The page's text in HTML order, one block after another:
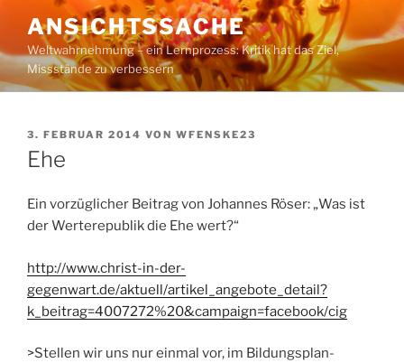
Inhalt
springen
ANSICHTSSACHE
Weltwahrnehmung – ein Lernprozess: Kritik hat das Ziel,
Missstände zu verbessern
VERÖFFENTLICHT
AM
3. FEBRUAR 2014 VON WFENSKE23
Ehe
Ein vorzüglicher Beitrag von Johannes Röser: „Was ist
der Werterepublik die Ehe wert?“
http://www.christ-in-der-
gegenwart.de/aktuell/artikel_angebote_detail?
k_beitrag=4007272%20&campaign=facebook/cig
>Stellen wir uns nur einmal vor, im Bildungsplan-